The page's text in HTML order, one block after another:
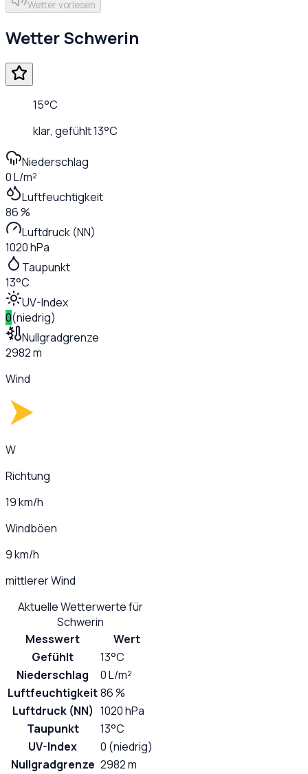
Wetter vorlesen
WetterSchwerin
15°C
klar, gefühlt13°C
Niederschlag
0 L/m²
Luftfeuchtigkeit
86 %
Luftdruck (NN)
1020 hPa
Taupunkt
13°C
UV-Index
0(niedrig)
Nullgradgrenze
2982 m
Wind
W
Richtung
19 km/h
Windböen
9 km/h
mittlerer Wind
Aktuelle Wetterwerte für
Schwerin
Messwert
Wert
Gefühlt
13°C
Niederschlag
0 L/m²
Luftfeuchtigkeit86 %
Luftdruck (NN) 1020 hPa
Taupunkt
13°C
UV-Index
0 (niedrig)
Nullgradgrenze 2982 m